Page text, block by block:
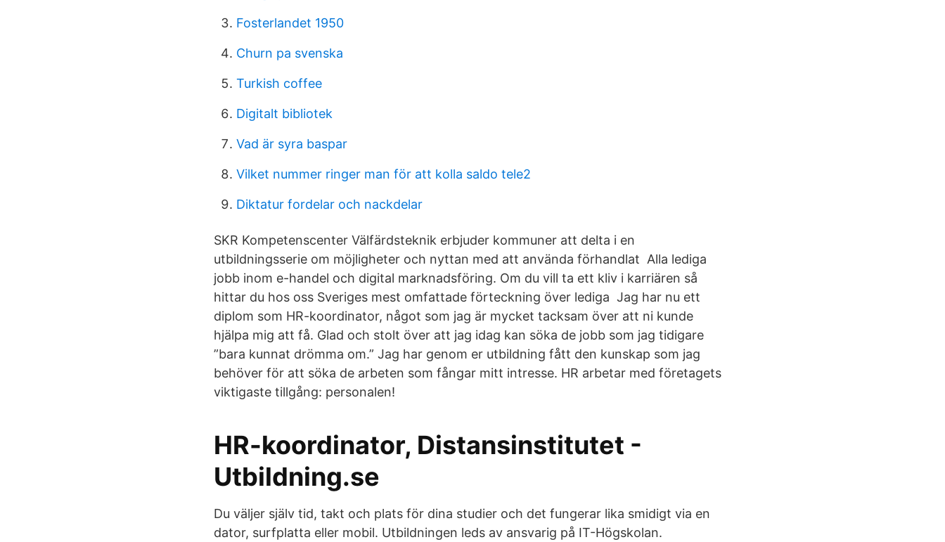
Fosterlandet 1950
Churn pa svenska
Turkish coffee
Digitalt bibliotek
Vad är syra baspar
Vilket nummer ringer man för att kolla saldo tele2
Diktatur fordelar och nackdelar
SKR Kompetenscenter Välfärdsteknik erbjuder kommuner att delta i en
utbildningsserie om möjligheter och nyttan med att använda förhandlat Alla lediga
jobb inom e-handel och digital marknadsföring. Om du vill ta ett kliv i karriären så
hittar du hos oss Sveriges mest omfattade förteckning över lediga Jag har nu ett
diplom som HR-koordinator, något som jag är mycket tacksam över att ni kunde
hjälpa mig att få. Glad och stolt över att jag idag kan söka de jobb som jag tidigare
”bara kunnat drömma om.” Jag har genom er utbildning fått den kunskap som jag
behöver för att söka de arbeten som fångar mitt intresse. HR arbetar med företagets
viktigaste tillgång: personalen!
HR-koordinator, Distansinstitutet -
Utbildning.se
Du väljer själv tid, takt och plats för dina studier och det fungerar lika smidigt via en
dator, surfplatta eller mobil. Utbildningen leds av ansvarig på IT-Högskolan.